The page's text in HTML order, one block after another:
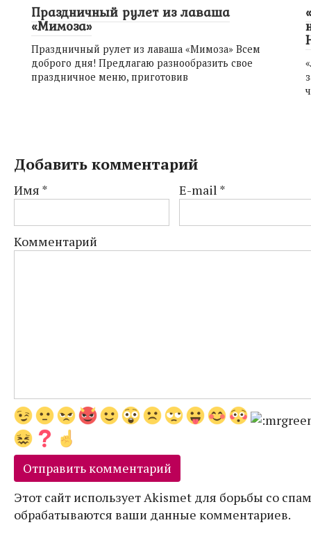
Праздничный рулет из лаваша
«Мимоза»
Праздничный рулет из лаваша «Мимоза» Всем
доброго дня! Предлагаю разнообразить свое
праздничное меню, приготовив
Добавить комментарий
Имя * E-mail *
Комментарий
Этот сайт использует Akismet для борьбы со
обрабатываются ваши данные комментариев.